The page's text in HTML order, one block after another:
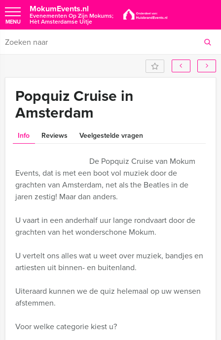
MokumEvents.nl
Evenementen Op Zijn Mokums;
Hèt Amsterdamse Uitje
MENU
Popquiz Cruise in
Amsterdam
Info Reviews Veelgestelde vragen
De Popquiz Cruise van Mokum
Events, dat is met een boot vol muziek door de
grachten van Amsterdam, net als the Beatles in de
jaren zestig! Maar dan anders.
U vaart in een anderhalf uur lange rondvaart door de
grachten van het wonderschone Mokum.
U vertelt ons alles wat u weet over muziek, bandjes en
artiesten uit binnen- en buitenland.
Uiteraard kunnen we de quiz helemaal op uw wensen
afstemmen.
Voor welke categorie kiest u?